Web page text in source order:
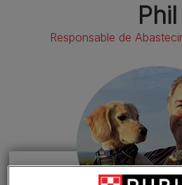
Phil
Responsable de